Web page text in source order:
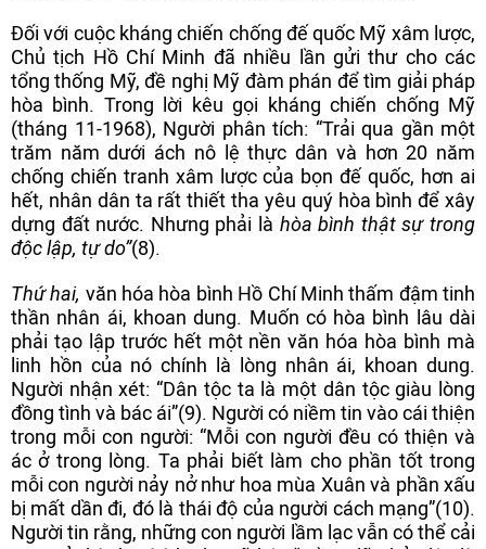
Đối với cuộc kháng chiến chống đế quốc Mỹ xâm lược,
Chủ tịch Hồ Chí Minh đã nhiều lần gửi thư cho các
tổng thống Mỹ, đề nghị Mỹ đàm phán để tìm giải pháp
hòa bình. Trong lời kêu gọi kháng chiến chống Mỹ
(tháng 11-1968), Người phân tích: “Trải qua gần một
trăm năm dưới ách nô lệ thực dân và hơn 20 năm
chống chiến tranh xâm lược của bọn đế quốc, hơn ai
hết, nhân dân ta rất thiết tha yêu quý hòa bình để xây
dựng đất nước. Nhưng phải là hòa bình thật sự trong
độc lập, tự do”(8).
Thứ hai, văn hóa hòa bình Hồ Chí Minh thấm đậm tinh
thần nhân ái, khoan dung. Muốn có hòa bình lâu dài
phải tạo lập trước hết một nền văn hóa hòa bình mà
linh hồn của nó chính là lòng nhân ái, khoan dung.
Người nhận xét: “Dân tộc ta là một dân tộc giàu lòng
đồng tình và bác ái”(9). Người có niềm tin vào cái thiện
trong mỗi con người: “Mỗi con người đều có thiện và
ác ở trong lòng. Ta phải biết làm cho phần tốt trong
mỗi con người nảy nở như hoa mùa Xuân và phần xấu
bị mất dần đi, đó là thái độ của người cách mạng”(10).
Người tin rằng, những con người lầm lạc vẫn có thể cải